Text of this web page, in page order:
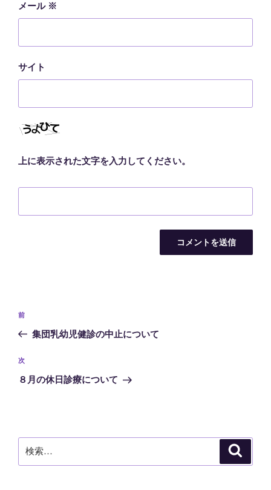
メール ※
サイト
上に表示された文字を入力してください。
投
ビ
ゲ
ン
前
の
稿
前
集団乳幼児健診の中止について
次
の
次
８月の休日診療について
索: